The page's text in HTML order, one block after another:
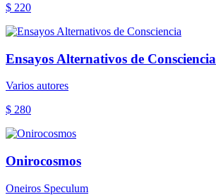
$ 220
Ensayos Alternativos de Consciencia
Varios autores
$ 280
Onirocosmos
Oneiros Speculum